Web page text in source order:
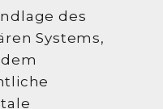
des
Systems,